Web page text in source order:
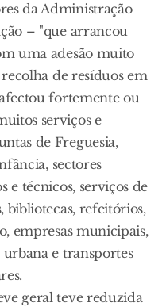
da Administração
– "que arrancou
uma adesão muito
de resíduos em
fortemente ou
serviços e
de Freguesia,
sectores
e técnicos, serviços de
bibliotecas, refeitórios,
empresas municipais,
e transportes
geral teve reduzida